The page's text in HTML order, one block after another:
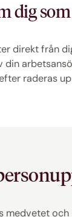
dig
direkt från
raderas
medvetet